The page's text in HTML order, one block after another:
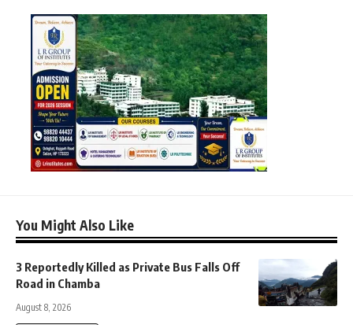
You Might Also Like
3 Reportedly Killed as Private Bus Falls Off
Road in Chamba
August 8, 2026